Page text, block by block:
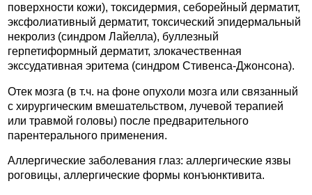
поверхности кожи), токсидермия, себорейный дерматит,
эксфолиативный дерматит, токсический эпидермальный
некролиз (синдром Лайелла), буллезный
герпетиформный дерматит, злокачественная
экссудативная эритема (синдром Стивенса-Джонсона).
Отек мозга (в т.ч. на фоне опухоли мозга или связанный
с хирургическим вмешательством, лучевой терапией
или травмой головы) после предварительного
парентерального применения.
Аллергические заболевания глаз: аллергические язвы
роговицы, аллергические формы конъюнктивита.